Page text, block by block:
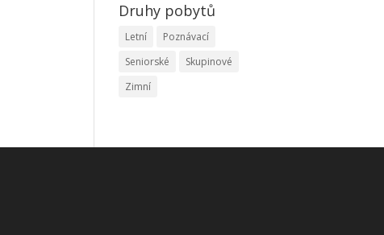
Druhy pobytů
Letní
Poznávací
Seniorské
Skupinové
Zimní